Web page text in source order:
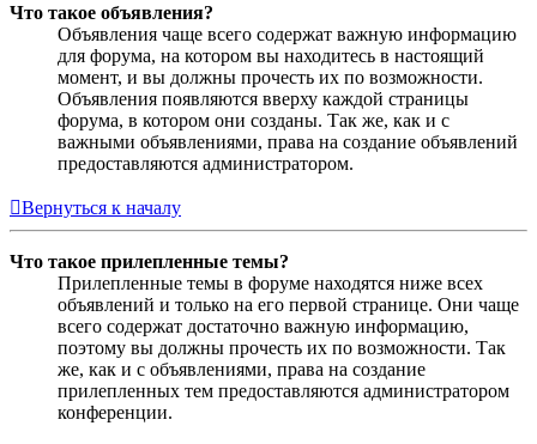
Что такое объявления?
Объявления чаще всего содержат важную информацию
для форума, на котором вы находитесь в настоящий
момент, и вы должны прочесть их по возможности.
Объявления появляются вверху каждой страницы
форума, в котором они созданы. Так же, как и с
важными объявлениями, права на создание объявлений
предоставляются администратором.
Вернуться к началу
Что такое прилепленные темы?
Прилепленные темы в форуме находятся ниже всех
объявлений и только на его первой странице. Они чаще
всего содержат достаточно важную информацию,
поэтому вы должны прочесть их по возможности. Так
же, как и с объявлениями, права на создание
прилепленных тем предоставляются администратором
конференции.